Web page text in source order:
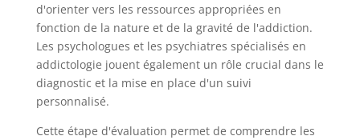
d'orienter vers les ressources appropriées en
fonction de la nature et de la gravité de l'addiction.
Les psychologues et les psychiatres spécialisés en
addictologie jouent également un rôle crucial dans le
diagnostic et la mise en place d'un suivi
personnalisé.
Cette étape d'évaluation permet de comprendre les